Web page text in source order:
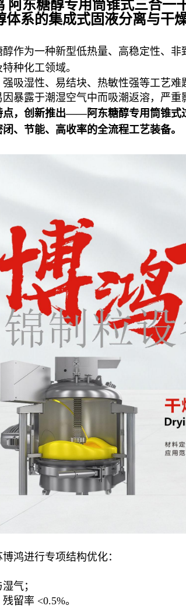
阿东糖醇专用筒锥式三合一
体系的集成式固液分离与干
作为一种新型低热量、高稳定性、
种化工领域。
吸湿性、易结块、热敏性强等工艺
暴露于潮湿空气中而吸潮返溶，严重
，创新推出——阿东糖醇专用筒锥式
、节能、高收率的全流程工艺装备。
鸿进行专项结构优化：
气；
留率 <0.5%。